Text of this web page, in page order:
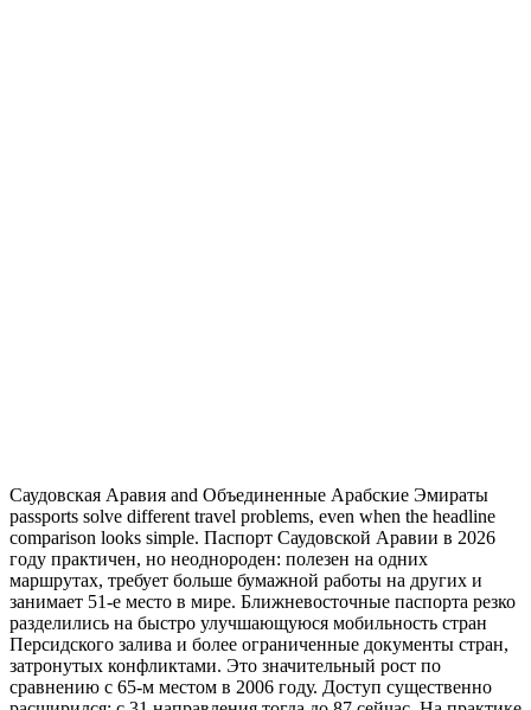
Саудовская Аравия and Объединенные Арабские Эмираты
passports solve different travel problems, even when the headline
comparison looks simple. Паспорт Саудовской Аравии в 2026
году практичен, но неоднороден: полезен на одних
маршрутах, требует больше бумажной работы на других и
занимает 51-е место в мире. Ближневосточные паспорта резко
разделились на быстро улучшающуюся мобильность стран
Персидского залива и более ограниченные документы стран,
затронутых конфликтами. Это значительный рост по
сравнению с 65-м местом в 2006 году. Доступ существенно